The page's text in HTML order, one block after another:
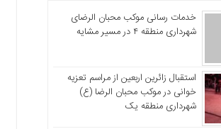
خدمات رسانی موکب محبان الرضای
شهرداری منطقه ۴ در مسیر مشایه
استقبال زائرین اربعین از مراسم تعزیه
خوانی در موکب محبان الرضا (ع)
شهرداری منطقه یک